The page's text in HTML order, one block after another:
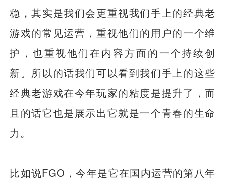
稳，其实是我们会更重视我们手上的经典老
游戏的常见运营，重视他们的用户的一个维
护，也重视他们在内容方面的一个持续创
新。所以的话我们可以看到我们手上的这些
经典老游戏在今年玩家的粘度是提升了，而
且的话它也是展示出它就是一个青春的生命
力。
比如说FGO，今年是它在国内运营的第八年